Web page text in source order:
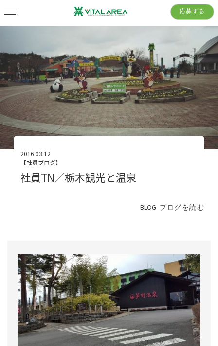
応募する
2016.03.12
【社員ブログ】
社員TN／栃木観光と温泉
BLOG ブログを読む